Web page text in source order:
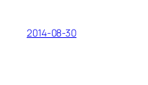
2014-08-30